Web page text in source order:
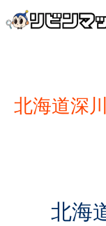
北海道深
北海